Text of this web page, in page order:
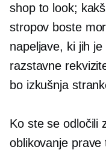
shop to look;
stropov boste
napeljave, ki jih
razstavne
bo izkušnja
Ko ste se odločili
oblikovanje